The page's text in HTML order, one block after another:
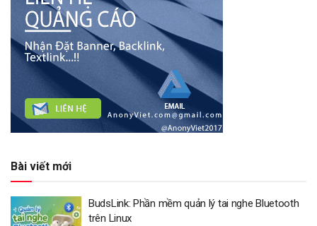
Bài viết mới
BudsLink: Phần mềm quản lý tai nghe Bluetooth
trên Linux